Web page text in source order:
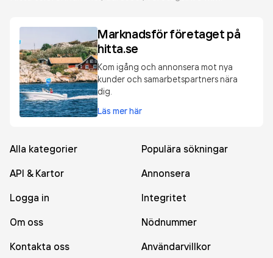
Marknadsför företaget på
hitta.se
Kom igång och annonsera mot nya
kunder och samarbetspartners nära
dig.
Läs mer här
Alla kategorier
Populära sökningar
API & Kartor
Annonsera
Logga in
Integritet
Om oss
Nödnummer
Kontakta oss
Användarvillkor